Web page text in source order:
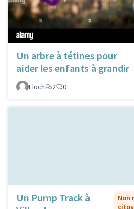
Un arbre à tétines pour
aider les enfants à grandir
Floch
2 0
Un Pump Track à
Non